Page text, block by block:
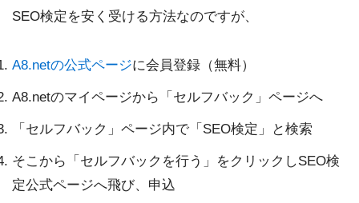
SEO検定を安く受ける方法なのですが、
A8.netの公式ページに会員登録（無料）
A8.netのマイページから「セルフバック」ページへ
「セルフバック」ページ内で「SEO検定」と検索
そこから「セルフバックを行う」をクリックしSEO検
定公式ページへ飛び、申込